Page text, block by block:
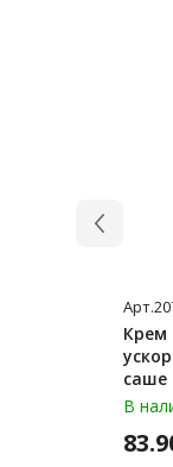
Арт.
Крем
саше
В